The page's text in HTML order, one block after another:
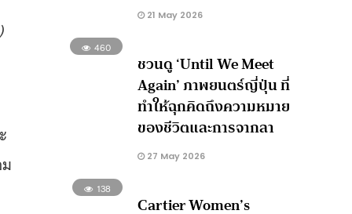
21 May 2026
460
ชวนดู ‘Until We Meet
Again’ ภาพยนตร์ญี่ปุ่น ที่
ทำให้ฉุกคิดถึงความหมาย
ของชีวิตและการจากลา
27 May 2026
138
Cartier Women’s